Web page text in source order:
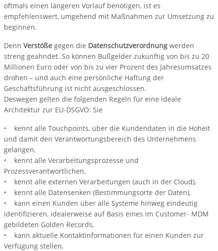
oftmals einen längeren Vorlauf benötigen, ist es
empfehlenswert, umgehend mit Maßnahmen zur Umsetzung zu
beginnen.
Denn Verstöße gegen die Datenschutzverordnung werden
streng geahndet. So können Bußgelder zukünftig von bis zu 20
Millionen Euro oder von bis zu vier Prozent des Jahresumsatzes
drohen – und auch eine persönliche Haftung der
Geschäftsführung ist nicht ausgeschlossen.
Deswegen gelten die folgenden Regeln für eine ideale
Architektur zur EU-DSGVO: Sie
• kennt alle Touchpoints, über die Kundendaten in die Hoheit
und damit den Verantwortungsbereich des Unternehmens
gelangen,
• kennt alle Verarbeitungsprozesse und
Prozessverantwortlichen,
• kennt alle externen Verarbeitungen (auch in der Cloud),
• kennt alle Datensenken (Bestimmungsorte der Daten),
• kann einen Kunden über alle Systeme hinweg eindeutig
identifizieren, idealerweise auf Basis eines im Customer- MDM
gebildeten Golden Records,
• kann aktuelle Kontaktinformationen für einen Kunden zur
Verfügung stellen,